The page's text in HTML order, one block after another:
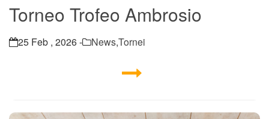
Torneo Trofeo Ambrosio
25 Feb , 2026 - News,Tornei